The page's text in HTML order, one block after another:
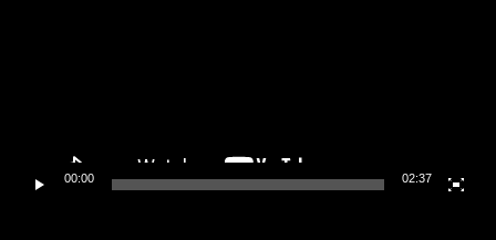
00:00 02:37